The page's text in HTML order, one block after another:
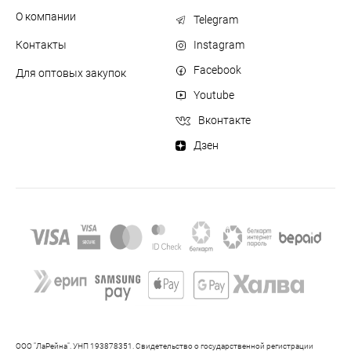
О компании
Контакты
Для оптовых закупок
Telegram
Instagram
Facebook
Youtube
Вконтакте
Дзен
ООО "ЛаРейна". УНП 193878351. Свидетельство о государственной регистрации